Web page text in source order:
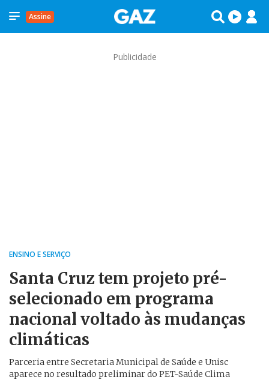
Assine
Publicidade
ENSINO E SERVIÇO
Santa Cruz tem projeto pré-
selecionado em programa
nacional voltado às mudanças
climáticas
Parceria entre Secretaria Municipal de Saúde e Unisc
aparece no resultado preliminar do PET-Saúde Clima